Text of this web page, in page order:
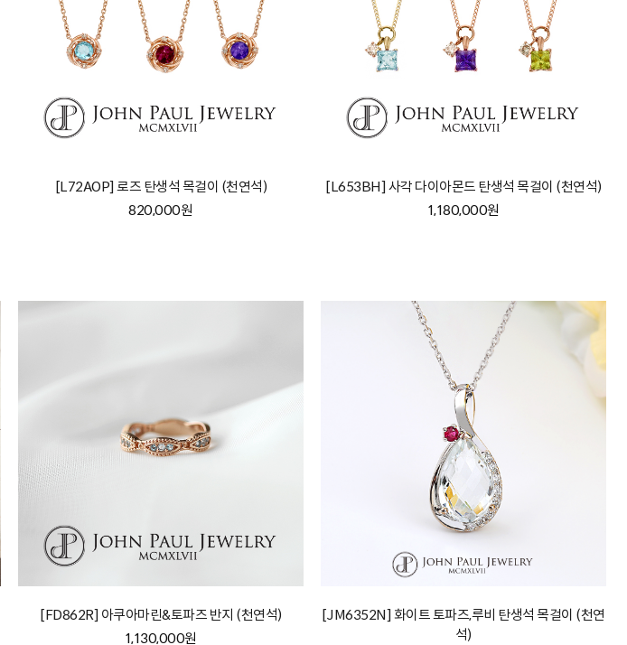
[L72AOP] 로즈 탄생석 목걸이 (천연석)
820,000원
[L653BH] 사각 다이아몬드 탄생석 목걸이 (천연석)
1,180,000원
[FD862R] 아쿠아마린&토파즈 반지 (천연석)
1,130,000원
[JM6352N] 화이트 토파즈,루비 탄생석 목걸이 (천연
석)